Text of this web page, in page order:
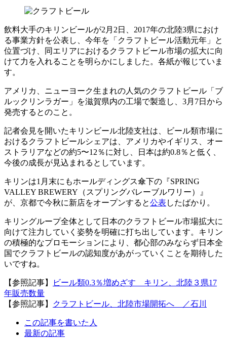
飲料大手のキリンビールが2月2日、2017年の北陸3県におけ
る事業方針を公表し、今年を「クラフトビール活動元年」と
位置づけ、同エリアにおけるクラフトビール市場の拡大に向
けて力を入れることを明らかにしました。各紙が報じていま
す。
アメリカ、ニューヨーク生まれの人気のクラフトビール「ブ
ルックリンラガー」を滋賀県内の工場で製造し、3月7日から
発売するとのこと。
記者会見を開いたキリンビール北陸支社は、ビール類市場に
おけるクラフトビールシェアは、アメリカやイギリス、オー
ストラリアなどの約5〜12％に対し、日本は約0.8％と低く、
今後の成長が見込まれるとしています。
キリンは1月末にもホールディングス傘下の『SPRING
VALLEY BREWERY（スプリングバレーブルワリー）』
が、京都で今秋に新店をオープンすると公表 したばかり。
キリングループ全体として日本のクラフトビール市場拡大に
向けて注力していく姿勢を明確に打ち出しています。キリン
の積極的なプロモーションにより、都心部のみならず日本全
国でクラフトビールの認知度があがっていくことを期待した
いですね。
【参照記事】
ビール類0.3％増めざす キリン、北陸３県17
年販売数量
【参照記事】
クラフトビール、北陸市場開拓へ ／石川
following
この記事を書いた人
最新の記事